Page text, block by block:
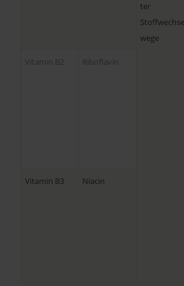
ter
wege
Vitamin B2 Riboflavin
Vitamin B3 Niacin